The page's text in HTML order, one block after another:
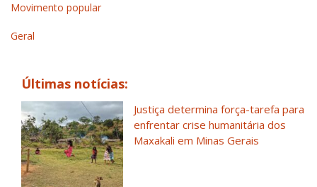
Movimento popular
Geral
Últimas notícias:
Justiça determina força-tarefa para
enfrentar crise humanitária dos
Maxakali em Minas Gerais